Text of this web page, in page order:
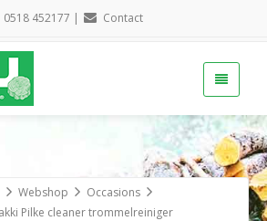
0518 452177 | Contact
Webshop
Occasions
Pilke cleaner trommelreiniger